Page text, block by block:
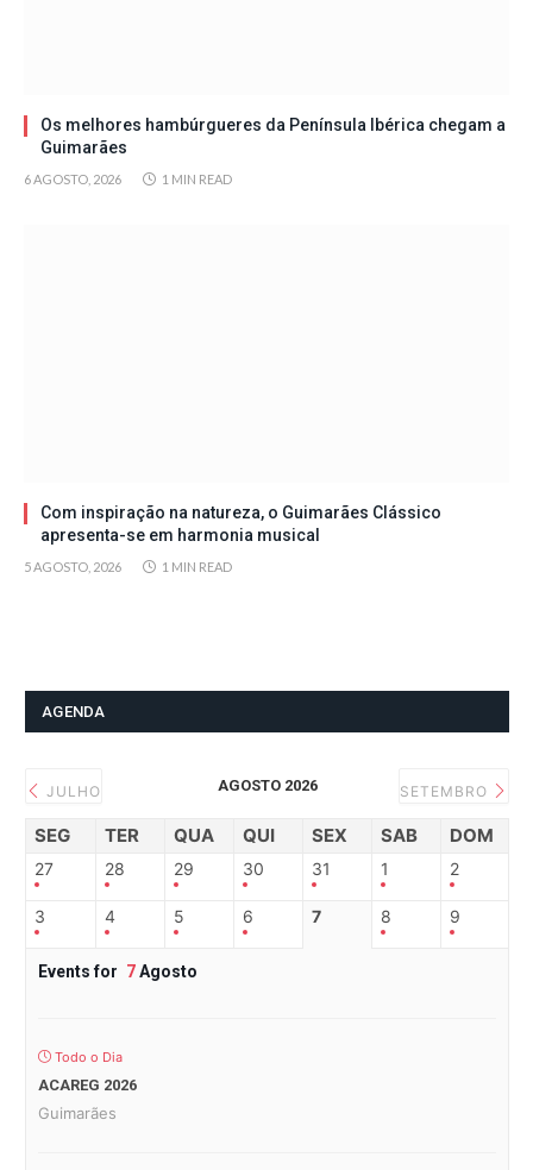
Os melhores hambúrgueres da Península Ibérica chegam a
Guimarães
6 AGOSTO, 2026 1 MIN READ
Com inspiração na natureza, o Guimarães Clássico
apresenta-se em harmonia musical
5 AGOSTO, 2026 1 MIN READ
AGENDA
JULHO AGOSTO 2026 SETEMBRO
SEG TER QUA QUI SEX SAB DOM
27 28 29 30 31 1 2
3 4 5 6 7 8 9
Events for 7Agosto
Todo o Dia
ACAREG 2026
Guimarães